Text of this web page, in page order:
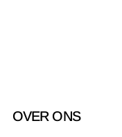
OVER ONS